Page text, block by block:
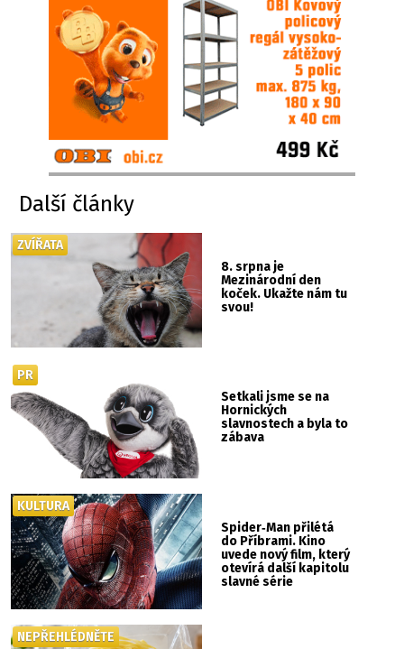
Další články
8. srpna je
Mezinárodní den
koček. Ukažte nám tu
svou!
ZVÍŘATA
Setkali jsme se na
Hornických
slavnostech a byla to
zábava
PR
Spider‑Man přilétá
do Příbrami. Kino
uvede nový film, který
otevírá další kapitolu
slavné série
KULTURA
NEPŘEHLÉDNĚTE